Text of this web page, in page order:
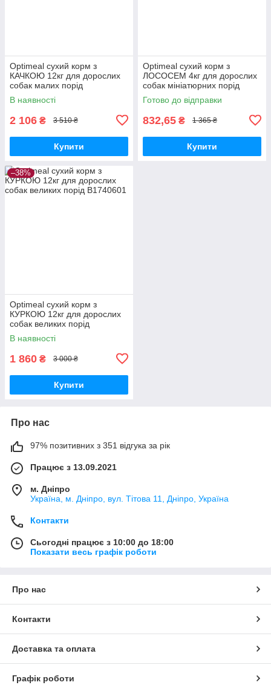
Optimeal сухий корм з
КАЧКОЮ 12кг для дорослих
собак малих порід
В наявності
2 106 ₴ 3 510 ₴
Купити
Optimeal сухий корм з
ЛОСОСЕМ 4кг для дорослих
собак мініатюрних порід
Готово до відправки
832,65 ₴ 1 365 ₴
Купити
–38%
Optimeal сухий корм з
КУРКОЮ 12кг для дорослих
собак великих порід
В наявності
1 860 ₴ 3 000 ₴
Купити
Про нас
97% позитивних з 351 відгука за рік
Працює з 13.09.2021
м. Дніпро
Україна, м. Дніпро, вул. Тітова 11, Дніпро, Україна
Контакти
Сьогодні працює з 10:00 до 18:00
Показати весь графік роботи
Про нас
Контакти
Доставка та оплата
Графік роботи